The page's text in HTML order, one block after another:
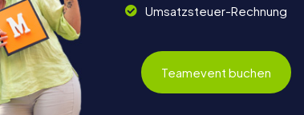
Umsatzsteuer-Rechnung
Teamevent buchen